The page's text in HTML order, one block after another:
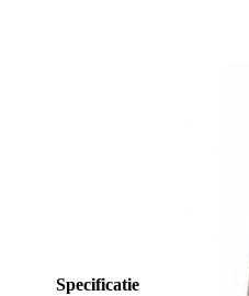
Specificatie